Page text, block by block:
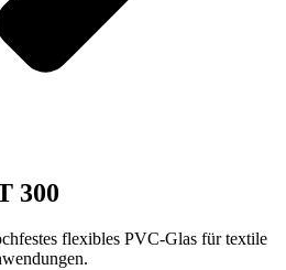
300
flexibles PVC-Glas für textile